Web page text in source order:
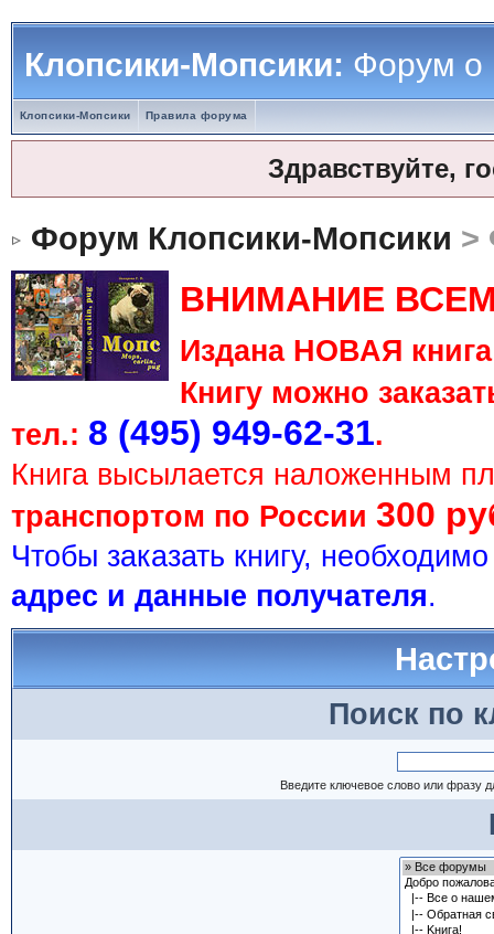
Клопсики-Мопсики:Форум о
Клопсики-Мопсики Правила форума
Здравствуйте,
Форум Клопсики-Мопсики >
ВНИМАНИЕ
Издана НОВАЯ
Книгу можно
тел.: 8 (495) 949-62-31.
Книга высылается наложенным
транспортом по России 300
Чтобы заказать книгу,
адрес и данные получателя.
Поиск по
Введите ключевое слово или фразу